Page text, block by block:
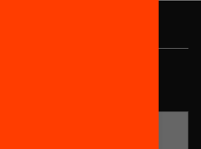
y proyectos para